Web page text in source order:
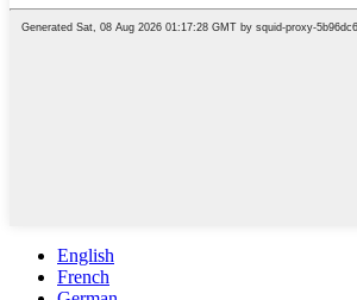
English
French